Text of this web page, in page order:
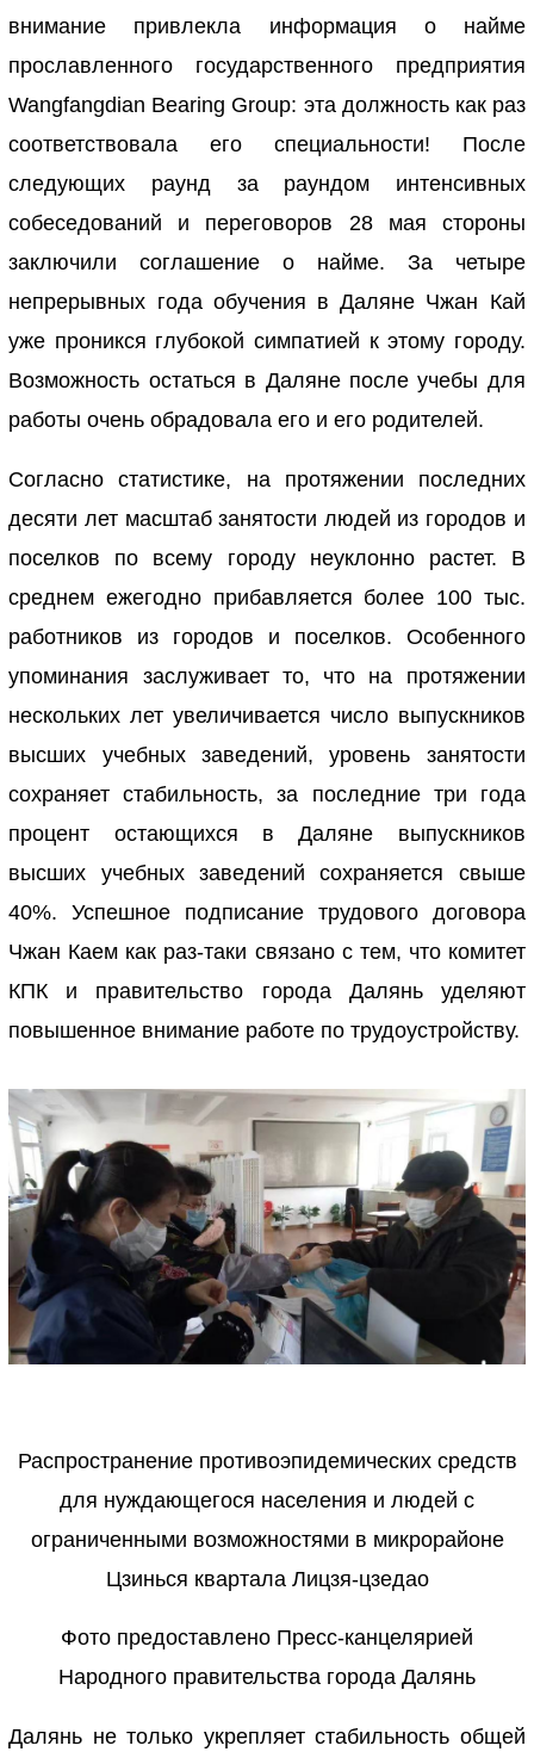
внимание привлекла информация о найме
прославленного государственного предприятия
Wangfangdian Bearing Group: эта должность как раз
соответствовала его специальности! После
следующих раунд за раундом интенсивных
собеседований и переговоров 28 мая стороны
заключили соглашение о найме. За четыре
непрерывных года обучения в Даляне Чжан Кай
уже проникся глубокой симпатией к этому городу.
Возможность остаться в Даляне после учебы для
работы очень обрадовала его и его родителей.
Согласно статистике, на протяжении последних
десяти лет масштаб занятости людей из городов и
поселков по всему городу неуклонно растет. В
среднем ежегодно прибавляется более 100 тыс.
работников из городов и поселков. Особенного
упоминания заслуживает то, что на протяжении
нескольких лет увеличивается число выпускников
высших учебных заведений, уровень занятости
сохраняет стабильность, за последние три года
процент остающихся в Даляне выпускников
высших учебных заведений сохраняется свыше
40%. Успешное подписание трудового договора
Чжан Каем как раз-таки связано с тем, что комитет
КПК и правительство города Далянь уделяют
повышенное внимание работе по трудоустройству.
Распространение противоэпидемических средств
для нуждающегося населения и людей с
ограниченными возможностями в микрорайоне
Цзинься квартала Лицзя-цзедао
Фото предоставлено Пресс-канцелярией
Народного правительства города Далянь
Далянь не только укрепляет стабильность общей